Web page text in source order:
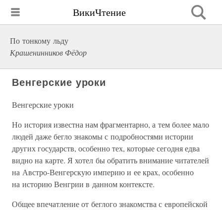
ВикиЧтение
По тонкому льду
Крашенинников Фёдор
Венгерские уроки
Венгерские уроки
Но история известна нам фрагментарно, а тем более мало
людей даже бегло знакомы с подробностями истории
других государств, особенно тех, которые сегодня едва
видно на карте. Я хотел бы обратить внимание читателей
на Австро-Венгерскую империю и ее крах, особенно
на историю Венгрии в данном контексте.
Общее впечатление от беглого знакомства с европейской